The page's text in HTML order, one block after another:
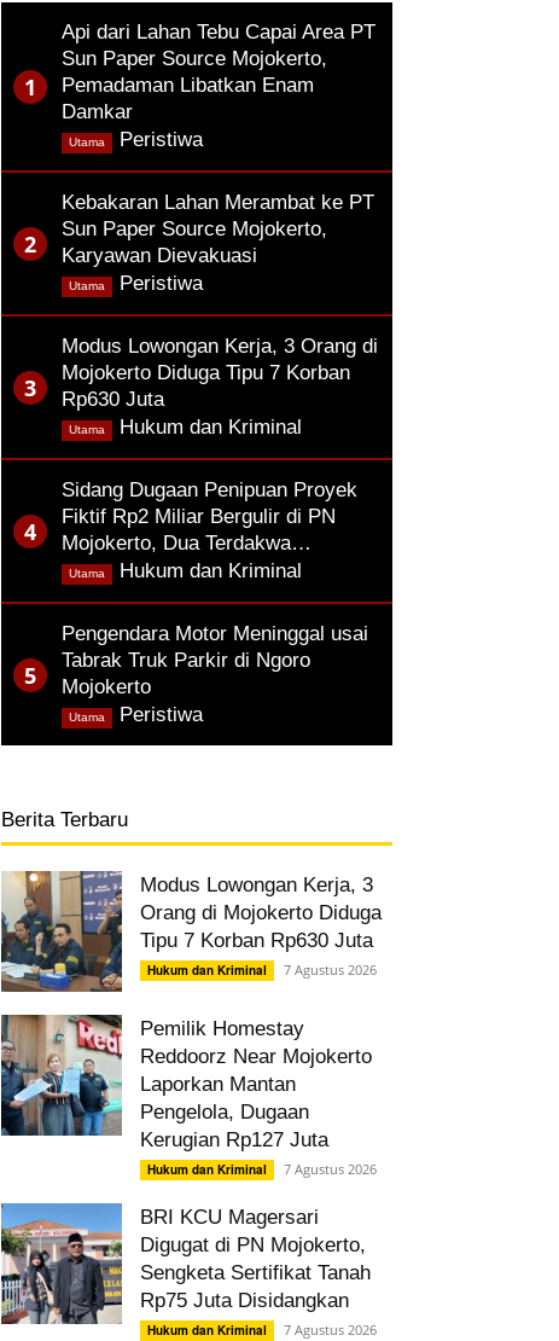
Api dari Lahan Tebu Capai Area PT
Sun Paper Source Mojokerto,
Pemadaman Libatkan Enam
Damkar
Peristiwa,
Utama
Kebakaran Lahan Merambat ke PT
Sun Paper Source Mojokerto,
Karyawan Dievakuasi
Peristiwa,
Utama
Modus Lowongan Kerja, 3 Orang di
Mojokerto Diduga Tipu 7 Korban
Rp630 Juta
Hukum dan Kriminal
Utama
Sidang Dugaan Penipuan Proyek
Fiktif Rp2 Miliar Bergulir di PN
Mojokerto, Dua Terdakwa…
Hukum dan Kriminal
Utama
Pengendara Motor Meninggal usai
Tabrak Truk Parkir di Ngoro
Mojokerto
Peristiwa,
Utama
Berita Terbaru
Modus Lowongan Kerja, 3
Orang di Mojokerto Diduga
Tipu 7 Korban Rp630 Juta
Hukum dan Kriminal 7 Agustus 2026
Pemilik Homestay
Reddoorz Near Mojokerto
Laporkan Mantan
Pengelola, Dugaan
Kerugian Rp127 Juta
Hukum dan Kriminal 7 Agustus 2026
BRI KCU Magersari
Digugat di PN Mojokerto,
Sengketa Sertifikat Tanah
Rp75 Juta Disidangkan
Hukum dan Kriminal 7 Agustus 2026